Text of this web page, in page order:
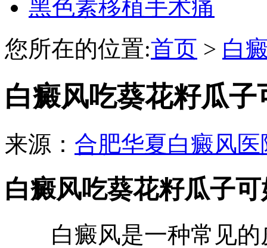
黑色素移植手术痛
您所在的位置:首页 > 白
白癜风吃葵花籽瓜子
来源： 合肥华夏白癜风医
白癜风吃葵花籽瓜子可
白癜风是一种常见的